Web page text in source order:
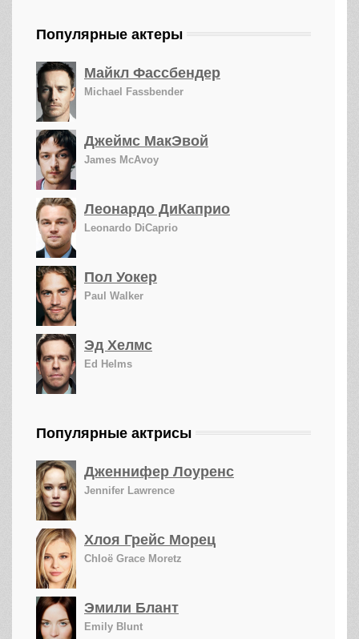
Популярные актеры
Майкл Фассбендер
Michael Fassbender
Джеймс МакЭвой
James McAvoy
Леонардо ДиКаприо
Leonardo DiCaprio
Пол Уокер
Paul Walker
Эд Хелмс
Ed Helms
Популярные актрисы
Дженнифер Лоуренс
Jennifer Lawrence
Хлоя Грейс Морец
Chloë Grace Moretz
Эмили Блант
Emily Blunt